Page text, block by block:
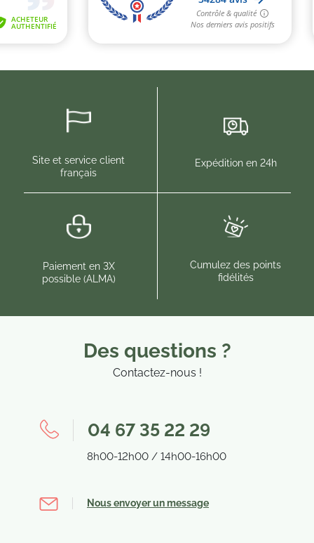
Site et service client
français
Expédition en 24h
Paiement en 3X
possible (ALMA)
Cumulez des points
fidélités
Des questions ?
Contactez-nous !
04 67 35 22 29
8h00-12h00 / 14h00-16h00
Nous envoyer un message